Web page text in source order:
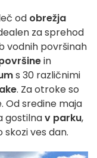
od obrežja
za sprehod
vodnih površinah
in
s 30 različnimi
. Za otroke so
Od sredine maja
gostilnav parku,
ves dan.